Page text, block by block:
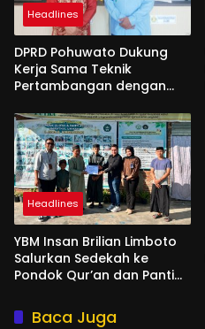
Headlines
DPRD Pohuwato Dukung
Kerja Sama Teknik
Pertambangan dengan
Headlines
YBM Insan Brilian Limboto
Salurkan Sedekah ke
Pondok Qur’an dan Panti
Baca Juga